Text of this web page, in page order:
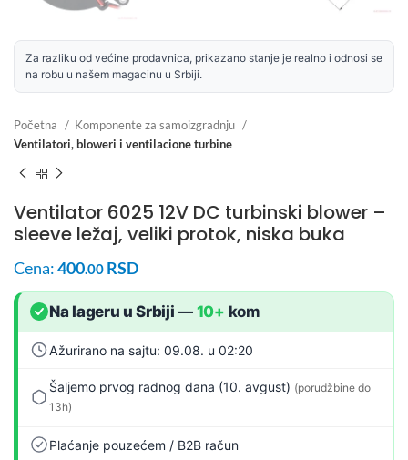
Za razliku od većine prodavnica, prikazano stanje je realno i odnosi se
na robu u našem magacinu u Srbiji.
Početna
Komponente za samoizgradnju
Ventilatori, bloweri i ventilacione turbine
Ventilator 6025 12V DC turbinski blower –
sleeve ležaj, veliki protok, niska buka
Cena:400.00 RSD
Na lageru u Srbiji — 10+ kom
Ažurirano na sajtu: 09.08. u 02:20
Šaljemo prvog radnog dana (10. avgust) (porudžbine do
13h)
Plaćanje pouzećem / B2B račun